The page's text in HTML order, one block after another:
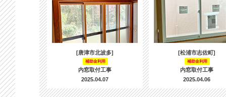
[唐津市北波多]
補助金利用
内窓取付工事
2025.04.07
[松浦市志佐町]
補助金利用
内窓取付工事
2025.04.06